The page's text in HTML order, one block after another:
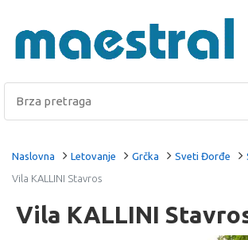
Naslovna Letovanje Grčka Sveti Đorđe
Vila KALLINI Stavros
Vila KALLINI